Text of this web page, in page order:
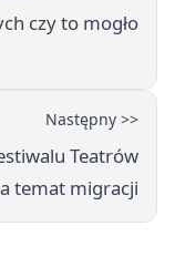
czy to mogło
Następny >>
Teatrów
temat migracji